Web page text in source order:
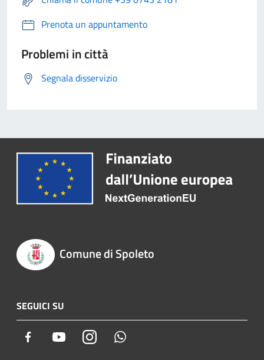
Prenota un appuntamento
Problemi in città
Segnala disservizio
Comune di Spoleto
SEGUICI SU
Facebook YoutubeInstagram